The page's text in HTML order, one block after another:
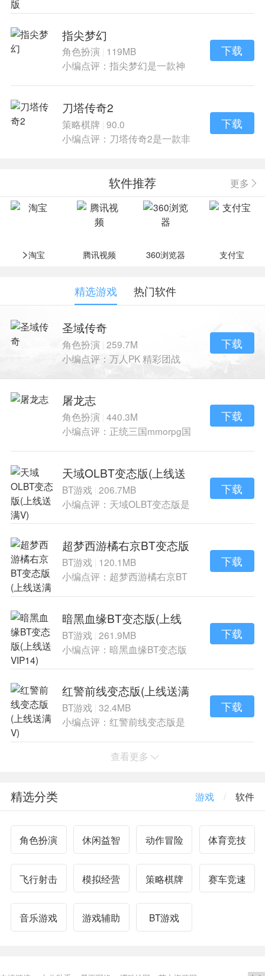
指尖梦幻
角色扮演 119MB
小编点评：指尖梦幻是一款神
下载
刀塔传奇2
策略棋牌 90.0
小编点评：刀塔传奇2是一款非
下载
软件推荐 更多
>淘宝 腾讯视频 360浏览器 支付宝
精选游戏 热门软件
圣域传奇
角色扮演 259.7M
小编点评：万人PK 精彩团战
下载
屠龙志
角色扮演 440.3M
小编点评：正统三国mmorpg国
下载
天域OLBT变态版(上线送
满V)
BT游戏 206.7MB
小编点评：天域OLBT变态版是
下载
超梦西游橘右京BT变态版
(上线送满V)
BT游戏 120.1MB
小编点评：超梦西游橘右京BT
下载
暗黑血缘BT变态版(上线
送VIP14)
BT游戏 261.9MB
小编点评：暗黑血缘BT变态版
下载
红警前线变态版(上线送满
V)
BT游戏 32.4MB
小编点评：红警前线变态版是
下载
查看更多
精选分类 游戏 / 软件
角色扮演 休闲益智 动作冒险 体育竞技
飞行射击 模拟经营 策略棋牌 赛车竞速
音乐游戏 游戏辅助 BT游戏